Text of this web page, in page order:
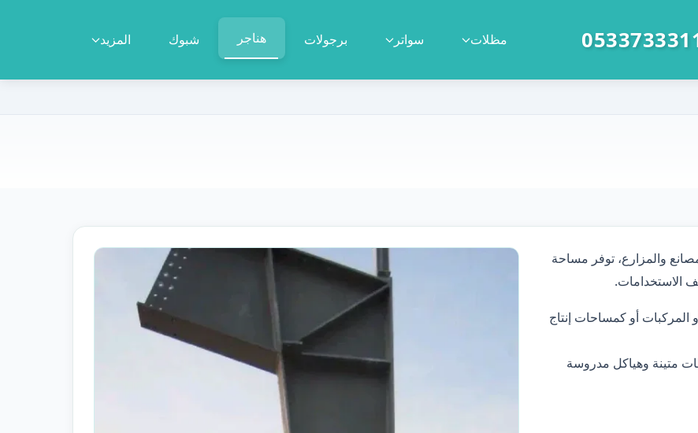
مظلات سواتر برجولات هناجر شبوك المزيد
والمزارع، توفر مساحة
الاستخدامات.
المركبات أو كمساحات إنتاج
متينة وهياكل مدروسة